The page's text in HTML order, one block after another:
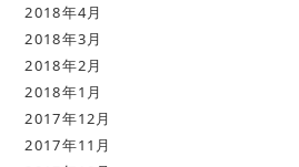
2018年4月
2018年3月
2018年2月
2018年1月
2017年12月
2017年11月